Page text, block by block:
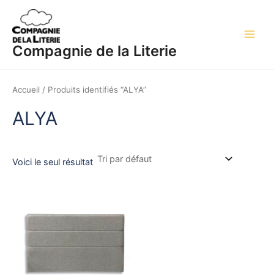
contenu
Compagnie de la Literie
Accueil / Produits identifiés “ALYA”
ALYA
Voici le seul résultat